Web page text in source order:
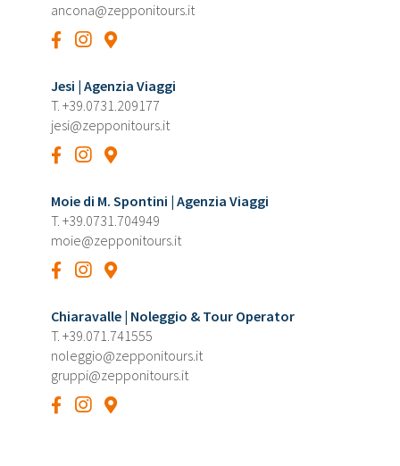
ancona@zepponitours.it
Jesi | Agenzia Viaggi
T. +39.0731.209177
jesi@zepponitours.it
Moie di M. Spontini | Agenzia Viaggi
T. +39.0731.704949
moie@zepponitours.it
Chiaravalle | Noleggio & Tour Operator
T. +39.071.741555
noleggio@zepponitours.it
gruppi@zepponitours.it